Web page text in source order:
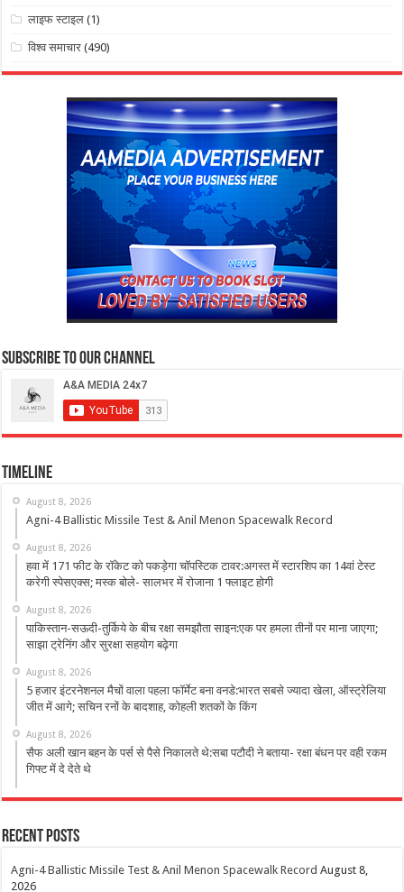
लाइफ स्टाइल (1)
विश्व समाचार (490)
Subscribe to our Channel
Timeline
August 8, 2026
Agni-4 Ballistic Missile Test & Anil Menon Spacewalk Record
August 8, 2026
हवा में 171 फीट के रॉकेट को पकड़ेगा चॉपस्टिक टावर:अगस्त में स्टारशिप का 14वां टेस्ट
करेगी स्पेसएक्स; मस्क बोले- सालभर में रोजाना 1 फ्लाइट होगी
August 8, 2026
पाकिस्तान-सऊदी-तुर्किये के बीच रक्षा समझौता साइन:एक पर हमला तीनों पर माना जाएगा;
साझा ट्रेनिंग और सुरक्षा सहयोग बढ़ेगा
August 8, 2026
5 हजार इंटरनेशनल मैचों वाला पहला फॉर्मेट बना वनडे:भारत सबसे ज्यादा खेला, ऑस्ट्रेलिया
जीत में आगे; सचिन रनों के बादशाह, कोहली शतकों के किंग
August 8, 2026
सैफ अली खान बहन के पर्स से पैसे निकालते थे:सबा पटौदी ने बताया- रक्षा बंधन पर वही रकम
गिफ्ट में दे देते थे
Recent Posts
Agni-4 Ballistic Missile Test & Anil Menon Spacewalk Record August 8,
2026